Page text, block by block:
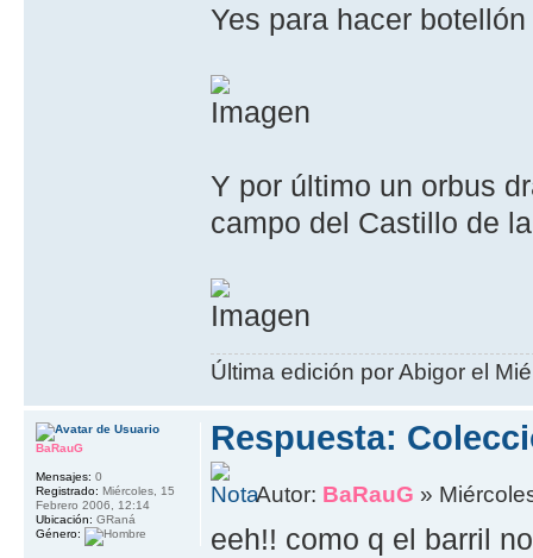
Yes para hacer
Y por último un orbus
campo del Castillo de
Última edición por Abigor el
Respuesta:
Autor: BaRauG »
eeh!! como q el barril
BaRauG
Mensajes: 0
Registrado: Miércoles, 15
Febrero 2006, 12:14
Ubicación: GRaná
Género: